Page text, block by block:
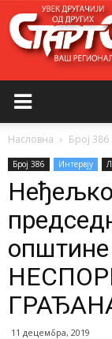
Насловна Број 386
Број 386 Интервју
11 децембра, 2019